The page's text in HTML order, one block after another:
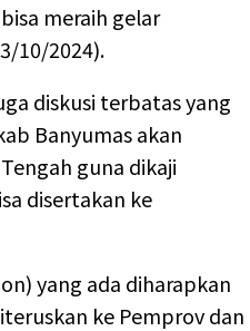
meraih gelar
10/2024).
diskusi terbatas yang
Banyumas akan
guna dikaji
disertakan ke
yang ada diharapkan
ke Pemprov dan